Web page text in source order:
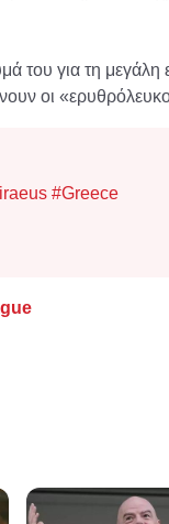
του για τη μεγάλη
οι
#Greece